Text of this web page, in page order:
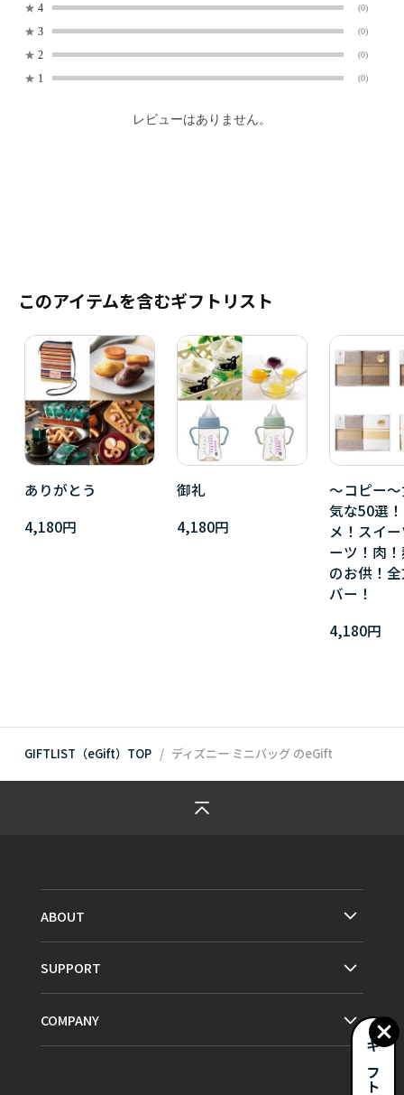
★ 4 (0)
★ 3 (0)
★ 2 (0)
★ 1 (0)
レビューはありません。
このアイテムを含むギフトリスト
ありがとう
4,180円
御礼
4,180円
～コピー
気な50選
メ！スイ
ーツ！肉
のお供！
バー！
4,180円
GIFTLIST（eGift）TOP ディズニー ミニバッグ のeGift
ABOUT
SUPPORT
COMPANY